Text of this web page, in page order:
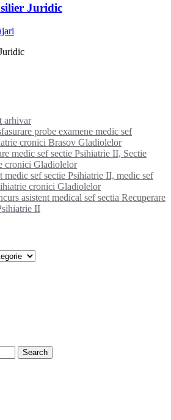
Juridic
arhivar
probe examene medic sef
cronici Brasov Gladiolelor
medic sef sectie Psihiatrie II, Sectie
cronici Gladiolelor
medic sef sectie Psihiatrie II, medic sef
cronici Gladiolelor
asistent medical sef sectia Recuperare
II